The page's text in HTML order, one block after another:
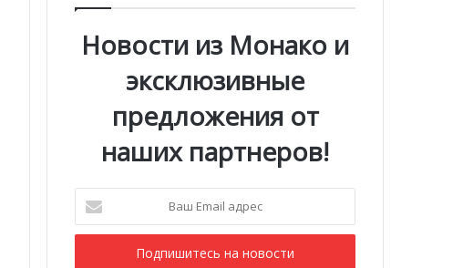
Новости из Монако и
эксклюзивные
предложения от
наших партнеров!
Email
адрес